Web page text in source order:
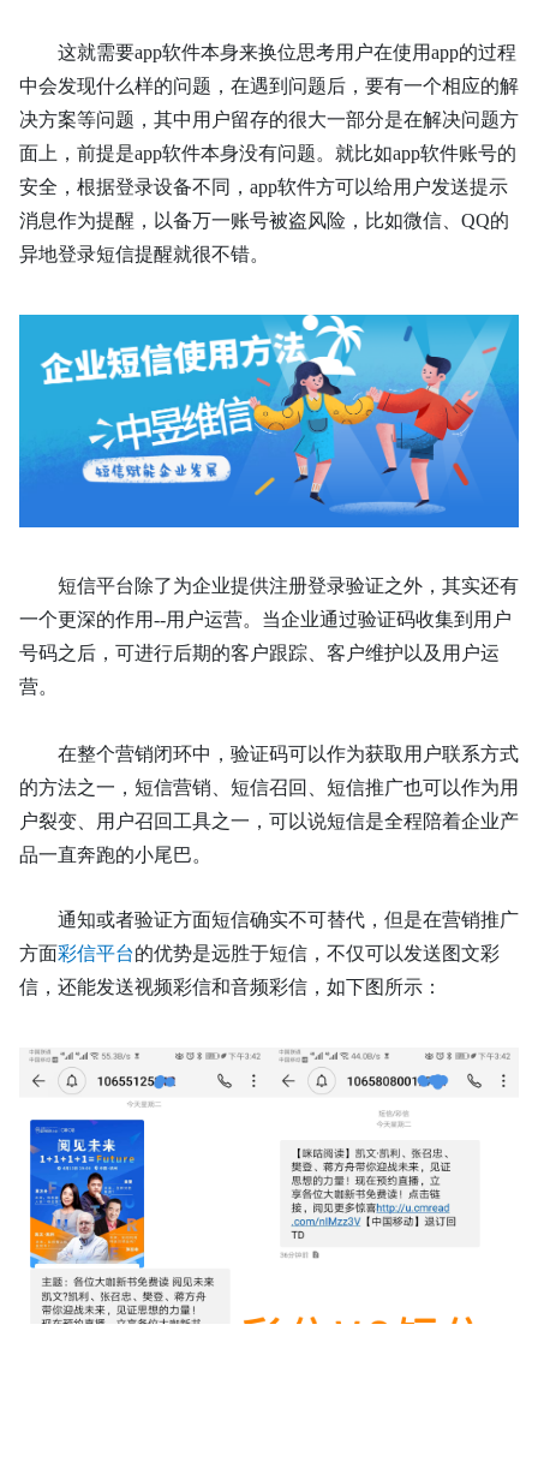
这就需要app软件本身来换位思考用户在使用app的过程
中会发现什么样的问题，在遇到问题后，要有一个相应的解
决方案等问题，其中用户留存的很大一部分是在解决问题方
面上，前提是app软件本身没有问题。就比如app软件账号的
安全，根据登录设备不同， app软件方可以给用户发送提示
消息作为提醒，以备万一账号被盗风险 ， 比如微信、 QQ的
异地登录短信提醒就很不错。
短信平台除了为企业提供注册登录验证之外，其实还有
一个更深的作用--用户运营。当企业通过验证码收集到用户
号码之后，可进行后期的客户跟踪、客户维护以及用户运
营。
在整个营销闭环中，验证码可以作为获取用户联系方式
的方法之一，短信营销、短信召回、短信推广也可以作为用
户裂变、用户召回工具之一，可以说短信是全程陪着企业产
品一直奔跑的小尾巴。
通知或者验证方面短信确实不可替代，但是在营销推广
方面彩信平台的优势是远胜于短信，不仅可以发送图文彩
信，还能发送视频彩信和音频彩信，如下图所示：